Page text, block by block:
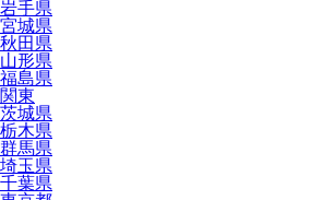
岩手県
宮城県
秋田県
山形県
福島県
関東
茨城県
栃木県
群馬県
埼玉県
千葉県